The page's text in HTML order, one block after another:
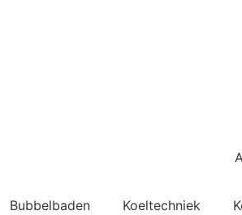
Bubbelbaden Koeltechniek